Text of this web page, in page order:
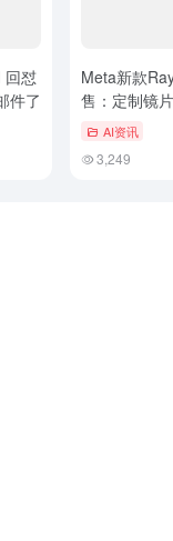
回怼
件了
Meta新款
售：定制镜
AI资讯
3,249